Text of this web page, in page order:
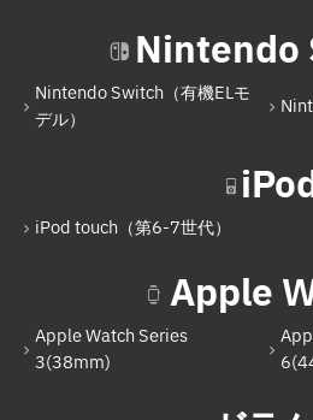
iPad Pro 11インチ（第4世代）
Nintendo Switch
iPod touch（第6-7世代）
Apple Watch
Nintendo
Nintendo Switch（有機ELモ
デル）
iPod touch（第6-7世代）
Apple
Apple Watch Series
3(38mm)